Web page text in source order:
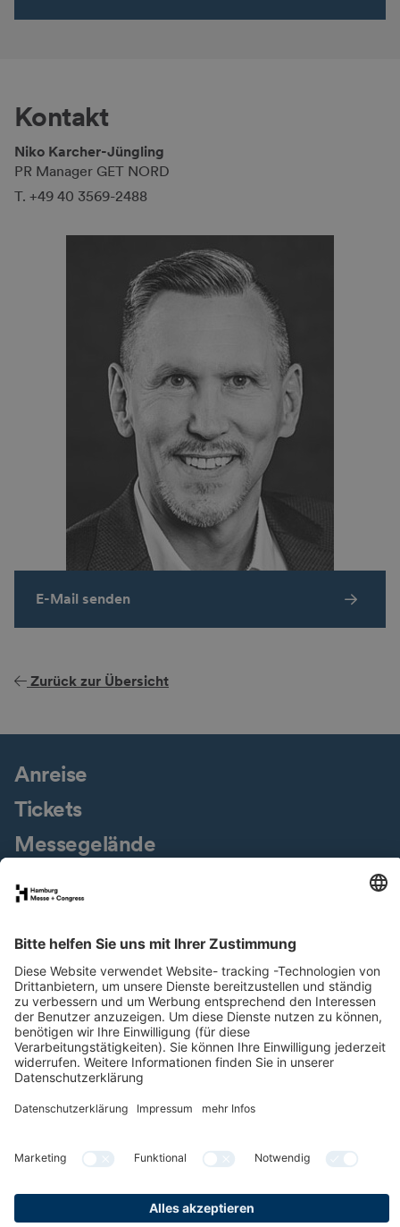
Kontakt
Niko Karcher-Jüngling
PR Manager GET NORD
T. +49 40 3569-2488
E-Mail senden
Zurück zur Übersicht
Anreise
Tickets
Messegelände
Presseservice
Jobs & Karriere
Nachhaltigkeit
Newsletter
LinkedIn
XINGInstagram
YouTube
Facebook
Compliance